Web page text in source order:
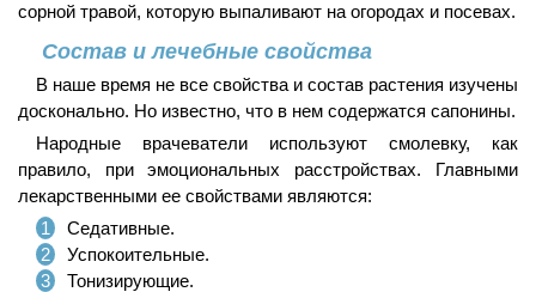
сорной травой, которую выпаливают на огородах и посевах.
Состав и лечебные свойства
В наше время не все свойства и состав растения изучены
досконально. Но известно, что в нем содержатся сапонины.
Народные врачеватели используют смолевку, как
правило, при эмоциональных расстройствах. Главными
лекарственными ее свойствами являются:
Седативные.
Успокоительные.
Тонизирующие.